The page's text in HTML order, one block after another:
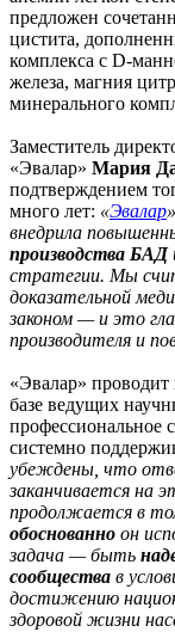
предложен
цистита,
комплекса с D-
железа, магния
минерального
Заместитель
«Эвалар» Мария
подтверждением
много лет: «Эвалар
внедрила
производства БАД
стратегии. Мы
доказательной
законом — и это
производителя и
«Эвалар»
базе ведущих
профессиональное
системно
убеждены, что
заканчивается на
продолжается в
обоснованно он
задача — быть
сообщества в
достижению
здоровой жизни